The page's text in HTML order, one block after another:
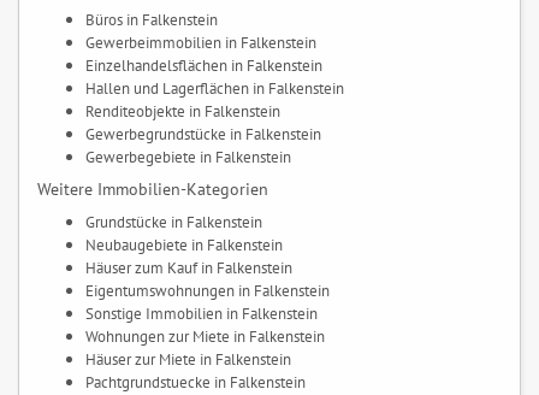
Büros in Falkenstein
Gewerbeimmobilien in Falkenstein
Einzelhandelsflächen in Falkenstein
Hallen und Lagerflächen in Falkenstein
Renditeobjekte in Falkenstein
Gewerbegrundstücke in Falkenstein
Gewerbegebiete in Falkenstein
Weitere Immobilien-Kategorien
Grundstücke in Falkenstein
Neubaugebiete in Falkenstein
Häuser zum Kauf in Falkenstein
Eigentumswohnungen in Falkenstein
Sonstige Immobilien in Falkenstein
Wohnungen zur Miete in Falkenstein
Häuser zur Miete in Falkenstein
Pachtgrundstuecke in Falkenstein